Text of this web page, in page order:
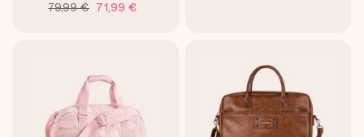
79,99 € 71,99 €